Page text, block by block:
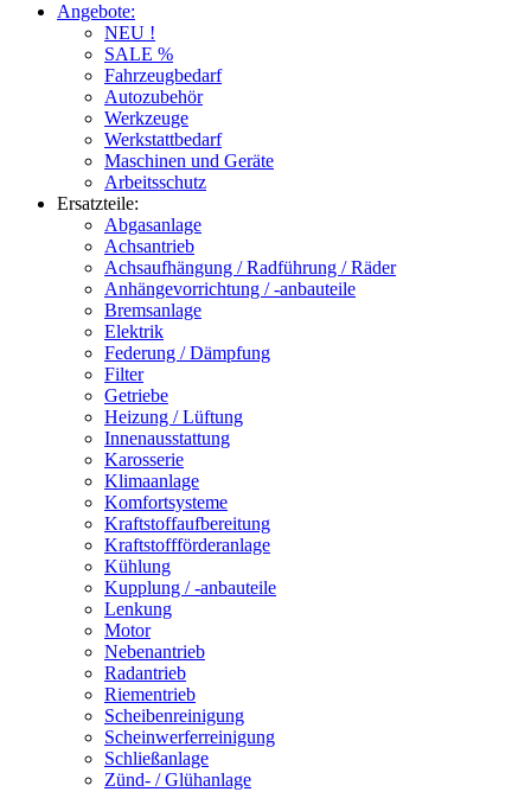
Angebote:
NEU !
SALE %
Fahrzeugbedarf
Autozubehör
Werkzeuge
Werkstattbedarf
Maschinen und Geräte
Arbeitsschutz
Ersatzteile:
Abgasanlage
Achsantrieb
Achsaufhängung / Radführung / Räder
Anhängevorrichtung / -anbauteile
Bremsanlage
Elektrik
Federung / Dämpfung
Filter
Getriebe
Heizung / Lüftung
Innenausstattung
Karosserie
Klimaanlage
Komfortsysteme
Kraftstoffaufbereitung
Kraftstoffförderanlage
Kühlung
Kupplung / -anbauteile
Lenkung
Motor
Nebenantrieb
Radantrieb
Riementrieb
Scheibenreinigung
Scheinwerferreinigung
Schließanlage
Zünd- / Glühanlage